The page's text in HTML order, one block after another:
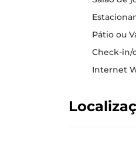
Pátio ou
Check-in/
Internet